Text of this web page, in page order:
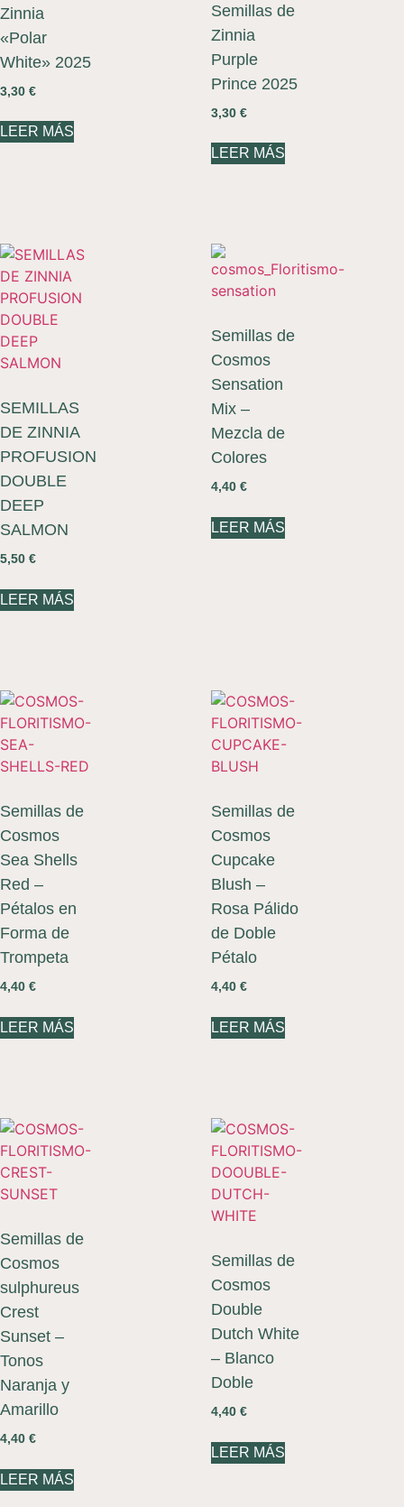
Zinnia
«Polar
White» 2025
3,30 €
LEER MÁS
Semillas de
Zinnia
Purple
Prince 2025
3,30 €
LEER MÁS
SEMILLAS
DE ZINNIA
PROFUSION
DOUBLE
DEEP
SALMON
5,50 €
LEER MÁS
Semillas de
Cosmos
Sensation
Mix –
Mezcla de
Colores
4,40 €
LEER MÁS
Semillas de
Cosmos
Sea Shells
Red –
Pétalos en
Forma de
Trompeta
4,40 €
LEER MÁS
Semillas de
Cosmos
Cupcake
Blush –
Rosa Pálido
de Doble
Pétalo
4,40 €
LEER MÁS
Semillas de
Cosmos
sulphureus
Crest
Sunset –
Tonos
Naranja y
Amarillo
4,40 €
LEER MÁS
Semillas de
Cosmos
Double
Dutch White
– Blanco
Doble
4,40 €
LEER MÁS